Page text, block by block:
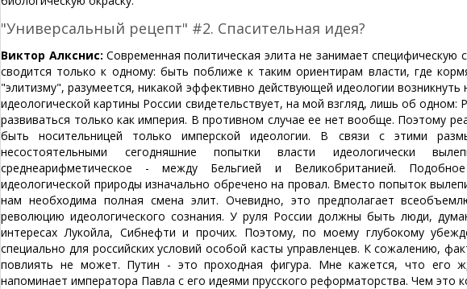
"Универсальный рецепт" #2. Спасительная идея?
Виктор Алкснис: Современная политическая элита не занимает
сводится только к одному: быть поближе к таким ориентирам власти, где
"элитизму", разумеется, никакой эффективно действующей идеологии
идеологической картины России свидетельствует, на мой взгляд, лишь об
развиваться только как империя. В противном случае ее нет вообще. Поэтому
быть носительницей только имперской идеологии. В связи с этими
несостоятельными сегодняшние попытки власти идеологически
среднеарифметическое - между Бельгией и Великобританией. Подобное
идеологической природы изначально обречено на провал. Вместо попыток
нам необходима полная смена элит. Очевидно, это предполагает
революцию идеологического сознания. У руля России должны быть люди,
интересах Лукойла, Сибнефти и прочих. Поэтому, по моему глубокому
специально для российских условий особой касты управленцев. К сожалению,
повлиять не может. Путин - это проходная фигура. Мне кажется, что его
напоминает императора Павла с его идеями прусского реформаторства. Чем это